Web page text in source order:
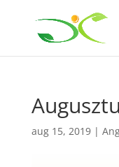
aug 15, 2019|